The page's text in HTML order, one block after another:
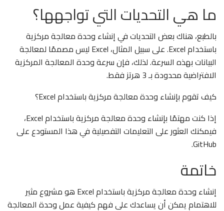
ما هي التحديات التي تواجهها؟
بالطبع، هناك بعض التحديات في إنشاء وحدة معالجة مركزية
باستخدام Excel. على سبيل المثال، Excel ليس مصممًا لمعالجة
البيانات بهذه السرعة. لذلك، فإن سرعة وحدة المعالجة المركزية
الافتراضية محدودة بـ 3 هرتز فقط.
كيف تقوم بإنشاء وحدة معالجة مركزية باستخدام Excel؟
إذا كنت مهتمًا بإنشاء وحدة معالجة مركزية باستخدام Excel،
فيمكنك العثور على التعليمات التفصيلية في هذا المستودع على
GitHub.
خاتمة
إنشاء وحدة معالجة مركزية باستخدام Excel هو مشروع مثير
للاهتمام يمكن أن يساعدك على فهم كيفية عمل وحدة المعالجة